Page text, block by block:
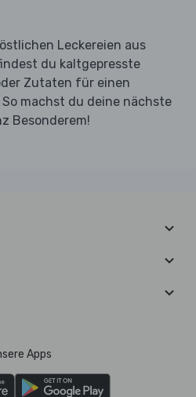
Leckereien aus
du kaltgepresste
Zutaten für einen
machst du deine nächste
Besonderem!
Apps